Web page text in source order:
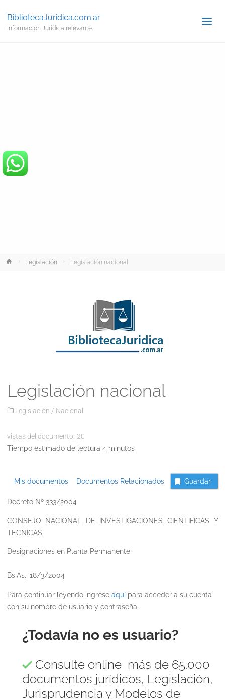
BibliotecaJuridica.com.ar
Información Jurídica relevante.
InicioLegislación Legislación nacional
Legislación nacional
Legislación / Nacional
vistas del documento: 20
Tiempo estimado de lectura 4 minutos
Mis documentos Documentos Relacionados Guardar
Decreto Nº 333/2004
CONSEJO NACIONAL DE INVESTIGACIONES CIENTIFICAS Y
TECNICAS
Designaciones en Planta Permanente.
Bs.As., 18/3/2004
Para continuar leyendo ingrese aquípara acceder a su cuenta
con su nombre de usuario y contraseña.
¿Todavía no es usuario?
Consulte online más de 65.000
documentos jurídicos, Legislación,
Jurisprudencia y Modelos de